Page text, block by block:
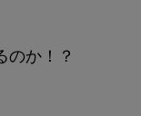
のか！？